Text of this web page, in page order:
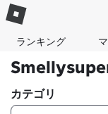
ランキング
カテゴリ